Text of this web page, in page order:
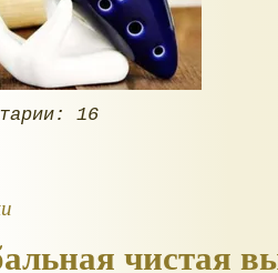
16
чистая